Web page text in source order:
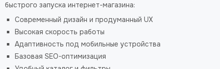
быстрого запуска интернет-магазина:
Современный дизайн и продуманный UX
Высокая скорость работы
Адаптивность под мобильные устройства
Базовая SEO-оптимизация